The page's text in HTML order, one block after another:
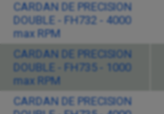
CARDAN DE PRECISION
DOUBLE - FH732 - 4000
max RPM
CARDAN DE PRECISION
DOUBLE - FH735 - 1000
max RPM
CARDAN DE PRECISION